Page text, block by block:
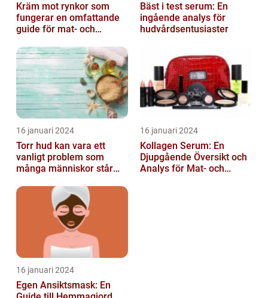
Kräm mot rynkor som
fungerar en omfattande
guide för mat- och
Bäst i test serum: En
ingående analys för
hudvårdsentusiaster
16 januari 2024
Torr hud kan vara ett
vanligt problem som
många människor står
16 januari 2024
Kollagen Serum: En
Djupgående Översikt och
Analys för Mat- och
16 januari 2024
Egen Ansiktsmask: En